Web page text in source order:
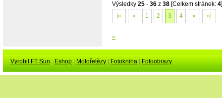
Výsledky 25 - 36 z 38 [Celkem stránek: 4]
|«
« 1 2 3 4 » »|
«
Vyrobil FT Sun Eshop Motořetězy Fotokniha Fotoobrazy